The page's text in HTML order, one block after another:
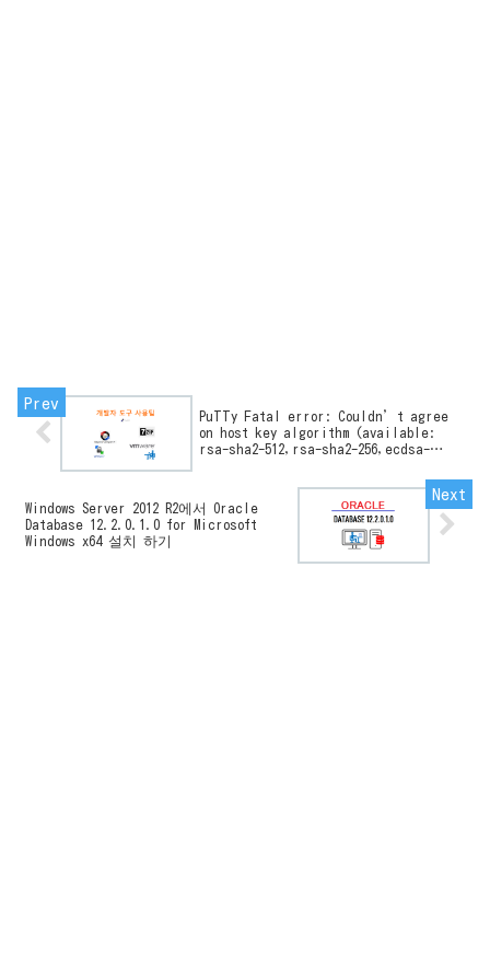
PuTTy Fatal error: Couldn’t agree
on host key algorithm (available:
rsa-sha2-512,rsa-sha2-256,ecdsa-
Windows Server 2012 R2에서 Oracle
Database 12.2.0.1.0 for Microsoft
Windows x64 설치 하기